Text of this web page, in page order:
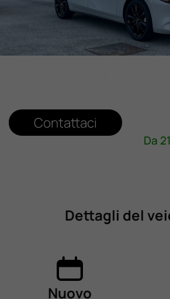
Lavora Con Noi
Contattaci
Contattaci
Da
Dettagli del
Nuovo